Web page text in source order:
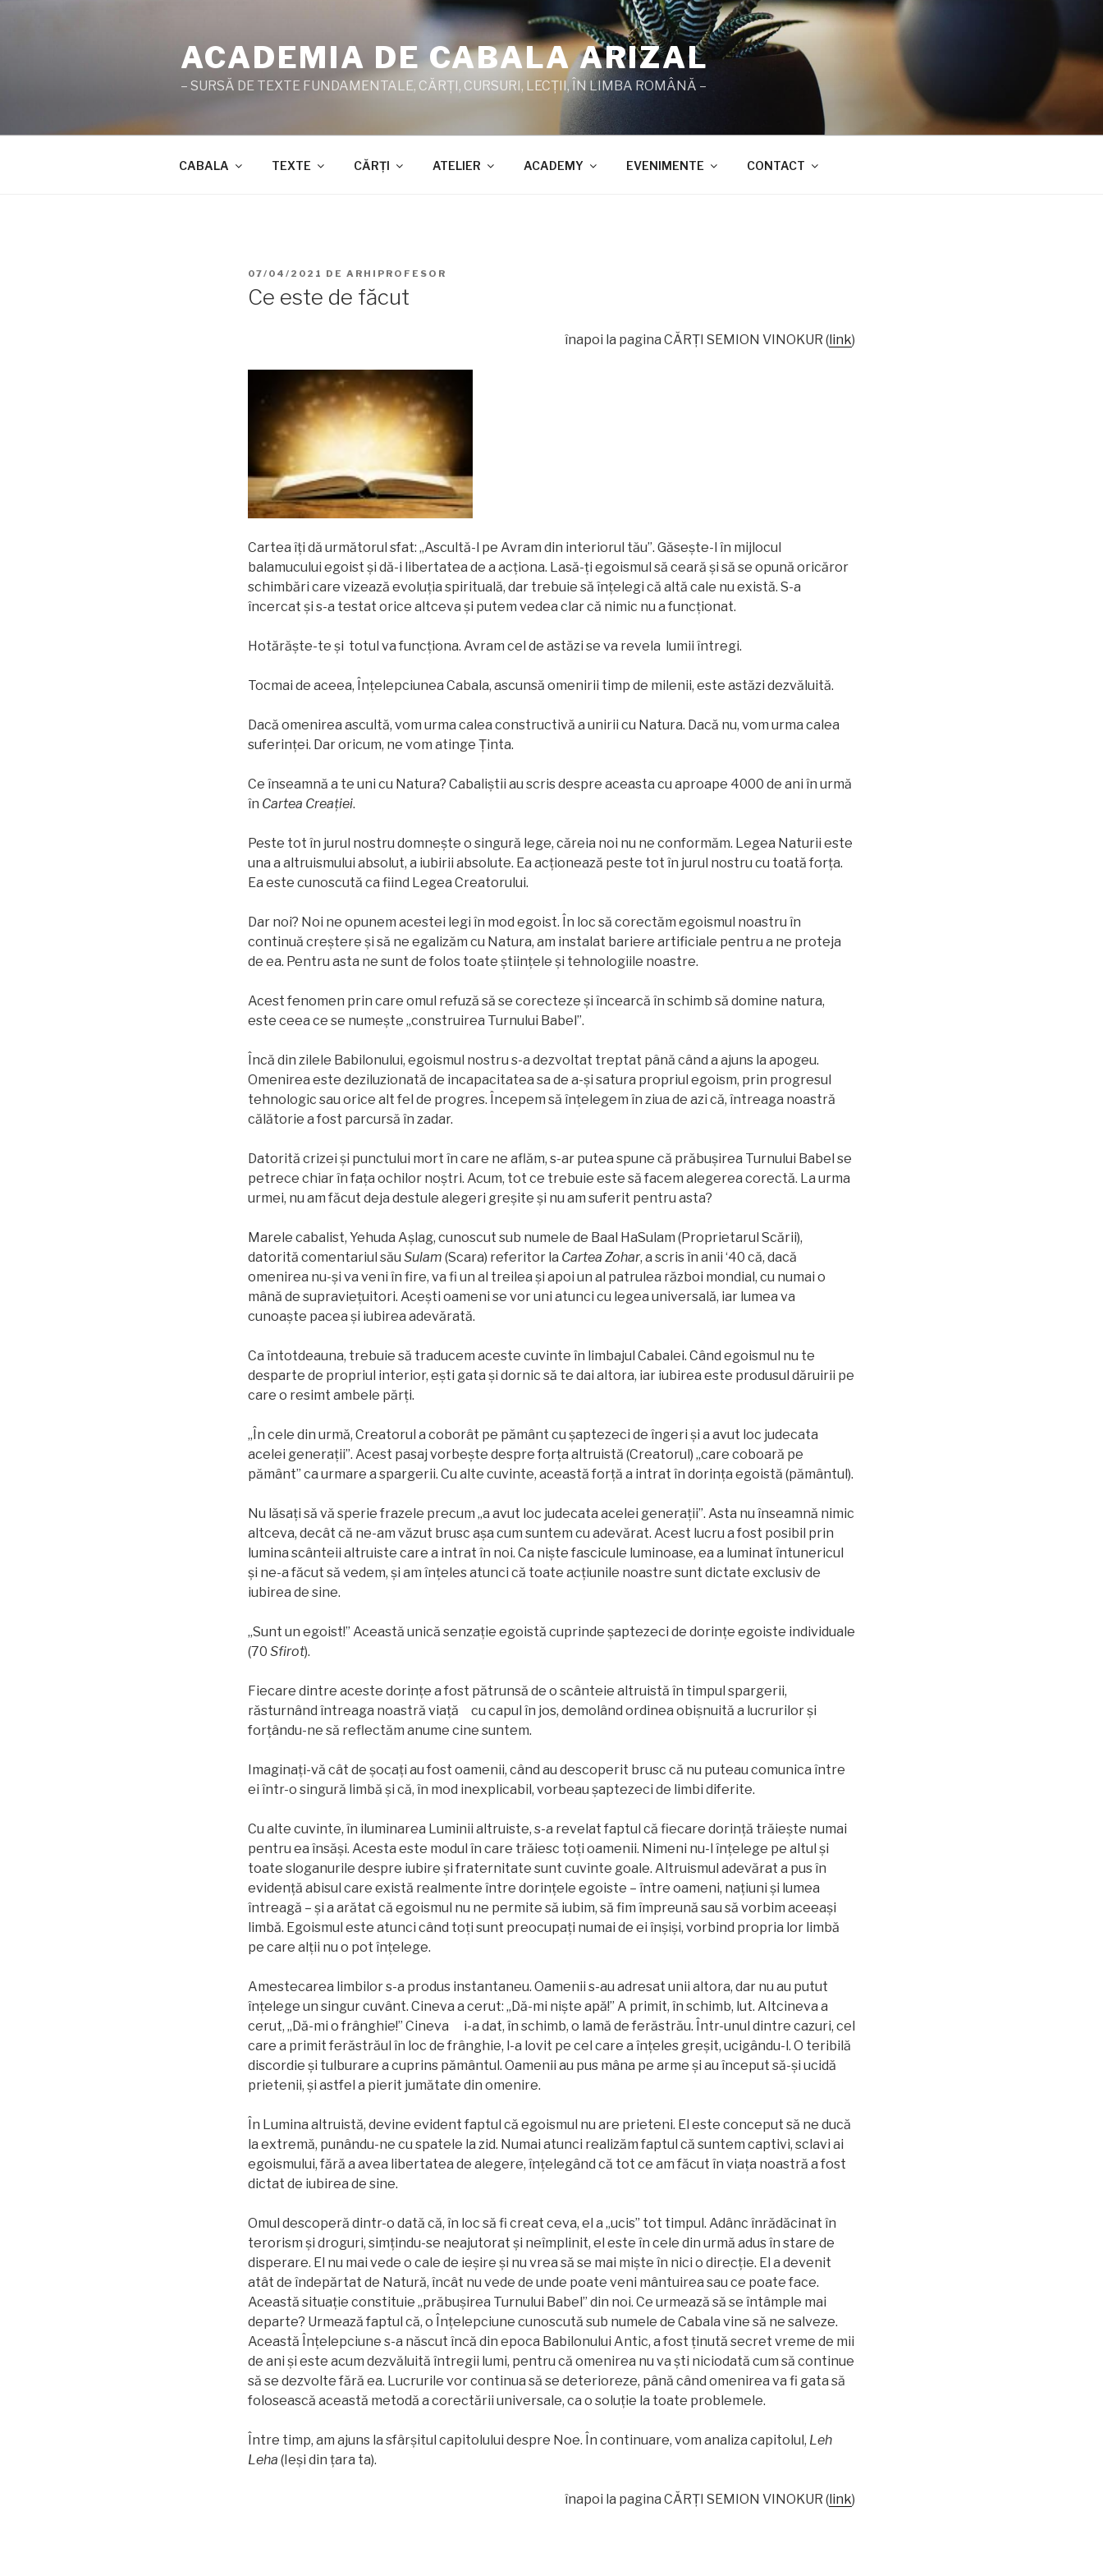
ACADEMIA DE CABALA ARIZAL
– SURSĂ DE TEXTE FUNDAMENTALE, CĂRŢI, CURSURI, LECŢII, ÎN LIMBA ROMÂNĂ –
CABALA TEXTE CĂRŢI ATELIER ACADEMY EVENIMENTE CONTACT
PUBLICAT
07/04/2021 DE ARHIPROFESOR
Ce este de făcut
înapoi la pagina CĂRŢI SEMION VINOKUR ( link)
Cartea îţi dă următorul sfat: „Ascultă-l pe Avram din interiorul tău”. Găsește-l în mijlocul
balamucului egoist și dă-i libertatea de a acționa. Lasă-ţi egoismul să ceară și să se opună oricăror
schimbări care vizează evoluţia spirituală, dar trebuie să înțelegi că altă cale nu există. S-a
încercat şi s-a testat orice altceva şi putem vedea clar că nimic nu a funcţionat.
Hotărăşte-te şi totul va funcționa. Avram cel de astăzi se va revela lumii întregi.
Tocmai de aceea, Înțelepciunea Cabala, ascunsă omenirii timp de milenii, este astăzi dezvăluită.
Dacă omenirea ascultă, vom urma calea constructivă a unirii cu Natura. Dacă nu, vom urma calea
suferinței. Dar oricum, ne vom atinge Ținta.
Ce înseamnă a te uni cu Natura? Cabaliștii au scris despre aceasta cu aproape 4000 de ani în urmă
în Cartea Creației.
Peste tot în jurul nostru domneşte o singură lege, căreia noi nu ne conformăm. Legea Naturii este
una a altruismului absolut, a iubirii absolute. Ea acționează peste tot în jurul nostru cu toată forța.
Ea este cunoscută ca fiind Legea Creatorului.
Dar noi? Noi ne opunem acestei legi în mod egoist. În loc să corectăm egoismul noastru în
continuă creștere și să ne egalizăm cu Natura, am instalat bariere artificiale pentru a ne proteja
de ea. Pentru asta ne sunt de folos toate științele și tehnologiile noastre.
Acest fenomen prin care omul refuză să se corecteze și încearcă în schimb să domine natura,
este ceea ce se numește „construirea Turnului Babel”.
Încă din zilele Babilonului, egoismul nostru s-a dezvoltat treptat până când a ajuns la apogeu.
Omenirea este deziluzionată de incapacitatea sa de a-și satura propriul egoism, prin progresul
tehnologic sau orice alt fel de progres. Începem să înțelegem în ziua de azi că, întreaga noastră
călătorie a fost parcursă în zadar.
Datorită crizei și punctului mort în care ne aflăm, s-ar putea spune că prăbuşirea Turnului Babel se
petrece chiar în faţa ochilor noștri. Acum, tot ce trebuie este să facem alegerea corectă. La urma
urmei, nu am făcut deja destule alegeri greșite și nu am suferit pentru asta?
Marele cabalist, Yehuda Așlag, cunoscut sub numele de Baal HaSulam (Proprietarul Scării),
datorită comentariul său Sulam (Scara) referitor la Cartea Zohar, a scris în anii ‘40 că, dacă
omenirea nu-și va veni în fire, va fi un al treilea și apoi un al patrulea război mondial, cu numai o
mână de supraviețuitori. Acești oameni se vor uni atunci cu legea universală, iar lumea va
cunoaște pacea și iubirea adevărată.
Ca întotdeauna, trebuie să traducem aceste cuvinte în limbajul Cabalei. Când egoismul nu te
desparte de propriul interior, ești gata și dornic să te dai altora, iar iubirea este produsul dăruirii pe
care o resimt ambele părți.
„În cele din urmă, Creatorul a coborât pe pământ cu șaptezeci de îngeri și a avut loc judecata
acelei generații”. Acest pasaj vorbește despre forța altruistă (Creatorul) „care coboară pe
pământ” ca urmare a spargerii. Cu alte cuvinte, această forță a intrat în dorința egoistă (pământul).
Nu lăsați să vă sperie frazele precum „a avut loc judecata acelei generații”. Asta nu înseamnă nimic
altceva, decât că ne-am văzut brusc așa cum suntem cu adevărat. Acest lucru a fost posibil prin
lumina scânteii altruiste care a intrat în noi. Ca nişte fascicule luminoase, ea a luminat întunericul
și ne-a făcut să vedem, și am înţeles atunci că toate acțiunile noastre sunt dictate exclusiv de
iubirea de sine.
„Sunt un egoist!” Această unică senzație egoistă cuprinde șaptezeci de dorințe egoiste individuale
(70 Sfirot).
Fiecare dintre aceste dorințe a fost pătrunsă de o scânteie altruistă în timpul spargerii,
răsturnând întreaga noastră viață cu capul în jos, demolând ordinea obișnuită a lucrurilor și
forțându-ne să reflectăm anume cine suntem.
Imaginați-vă cât de șocați au fost oamenii, când au descoperit brusc că nu puteau comunica între
ei într-o singură limbă și că, în mod inexplicabil, vorbeau șaptezeci de limbi diferite.
Cu alte cuvinte, în iluminarea Luminii altruiste, s-a revelat faptul că fiecare dorință trăiește numai
pentru ea însăși. Acesta este modul în care trăiesc toți oamenii. Nimeni nu-l înțelege pe altul și
toate sloganurile despre iubire și fraternitate sunt cuvinte goale. Altruismul adevărat a pus în
evidenţă abisul care există realmente între dorințele egoiste – între oameni, naţiuni şi lumea
întreagă – și a arătat că egoismul nu ne permite să iubim, să fim împreună sau să vorbim aceeași
limbă. Egoismul este atunci când toţi sunt preocupaţi numai de ei înșiși, vorbind propria lor limbă
pe care alții nu o pot înțelege.
Amestecarea limbilor s-a produs instantaneu. Oamenii s-au adresat unii altora, dar nu au putut
înțelege un singur cuvânt. Cineva a cerut: „Dă-mi nişte apă!” A primit, în schimb, lut. Altcineva a
cerut, „Dă-mi o frânghie!” Cineva i-a dat, în schimb, o lamă de ferăstrău. Într-unul dintre cazuri, cel
care a primit ferăstrăul în loc de frânghie, l-a lovit pe cel care a înțeles greșit, ucigându-l. O teribilă
discordie și tulburare a cuprins pământul. Oamenii au pus mâna pe arme şi au început să-și ucidă
prietenii, și astfel a pierit jumătate din omenire.
În Lumina altruistă, devine evident faptul că egoismul nu are prieteni. El este conceput să ne ducă
la extremă, punându-ne cu spatele la zid. Numai atunci realizăm faptul că suntem captivi, sclavi ai
egoismului, fără a avea libertatea de alegere, înţelegând că tot ce am făcut în viața noastră a fost
dictat de iubirea de sine.
Omul descoperă dintr-o dată că, în loc să fi creat ceva, el a „ucis” tot timpul. Adânc înrădăcinat în
terorism și droguri, simțindu-se neajutorat și neîmplinit, el este în cele din urmă adus în stare de
disperare. El nu mai vede o cale de ieșire și nu vrea să se mai miște în nici o direcție. El a devenit
atât de îndepărtat de Natură, încât nu vede de unde poate veni mântuirea sau ce poate face.
Această situaţie constituie „prăbuşirea Turnului Babel” din noi. Ce urmează să se întâmple mai
departe? Urmează faptul că, o Înțelepciune cunoscută sub numele de Cabala vine să ne salveze.
Această Înțelepciune s-a născut încă din epoca Babilonului Antic, a fost ținută secret vreme de mii
de ani și este acum dezvăluită întregii lumi, pentru că omenirea nu va ști niciodată cum să continue
să se dezvolte fără ea. Lucrurile vor continua să se deterioreze, până când omenirea va fi gata să
folosească această metodă a corectării universale, ca o soluție la toate problemele.
Între timp, am ajuns la sfârșitul capitolului despre Noe. În continuare, vom analiza capitolul, Leh
Leha (Ieși din țara ta).
înapoi la pagina CĂRŢI SEMION VINOKUR (link)